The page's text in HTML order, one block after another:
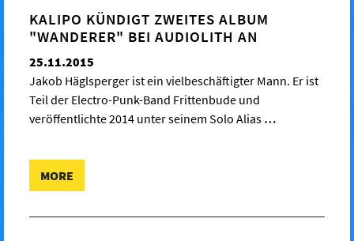
KALIPO KÜNDIGT ZWEITES ALBUM
"WANDERER" BEI AUDIOLITH AN
25.11.2015
Jakob Häglsperger ist ein vielbeschäftigter Mann. Er ist
Teil der Electro-Punk-Band Frittenbude und
veröffentlichte 2014 unter seinem Solo Alias …
MORE